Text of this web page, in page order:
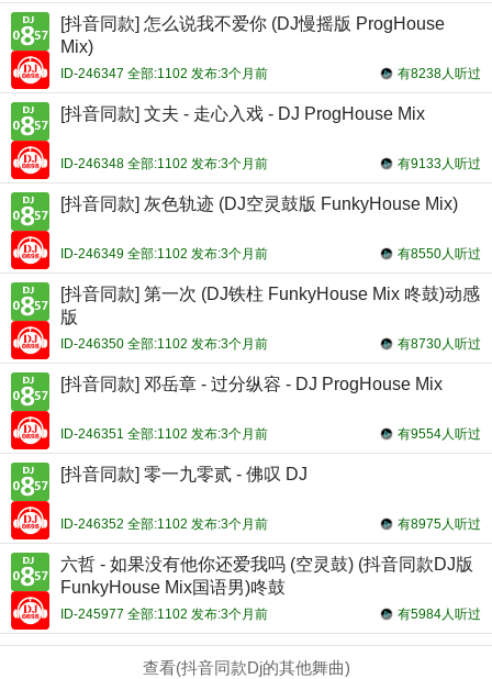
[抖音同款] 怎么说我不爱你 (DJ慢摇版 ProgHouse
Mix)
有8238人听过
ID-246347 全部:1102 发布:3个月前
[抖音同款] 文夫 - 走心入戏 - DJ ProgHouse Mix
有9133人听过
ID-246348 全部:1102 发布:3个月前
[抖音同款] 灰色轨迹 (DJ空灵鼓版 FunkyHouse Mix)
有8550人听过
ID-246349 全部:1102 发布:3个月前
[抖音同款] 第一次 (DJ铁柱 FunkyHouse Mix 咚鼓)动感
版
有8730人听过
ID-246350 全部:1102 发布:3个月前
[抖音同款] 邓岳章 - 过分纵容 - DJ ProgHouse Mix
有9554人听过
ID-246351 全部:1102 发布:3个月前
[抖音同款] 零一九零贰 - 佛叹 DJ
有8975人听过
ID-246352 全部:1102 发布:3个月前
六哲 - 如果没有他你还爱我吗 (空灵鼓) (抖音同款DJ版
FunkyHouse Mix国语男)咚鼓
有5984人听过
ID-245977 全部:1102 发布:3个月前
查看(抖音同款Dj的其他舞曲)